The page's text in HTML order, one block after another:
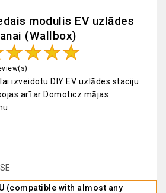
modulis EV uzlādes
(Wallbox)
izveidotu DIY EV uzlādes staciju
arī ar Domoticz mājas
(compatible with almost any